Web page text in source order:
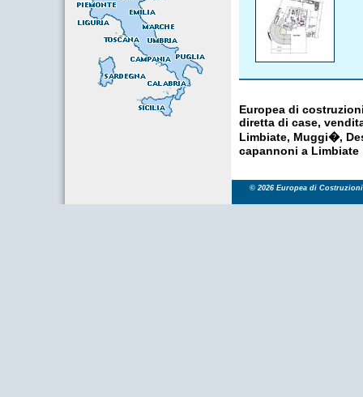
Europea di
diretta di case,
Limbiate, Muggi�,
capannoni a Limbiate
© 2026 Europea di